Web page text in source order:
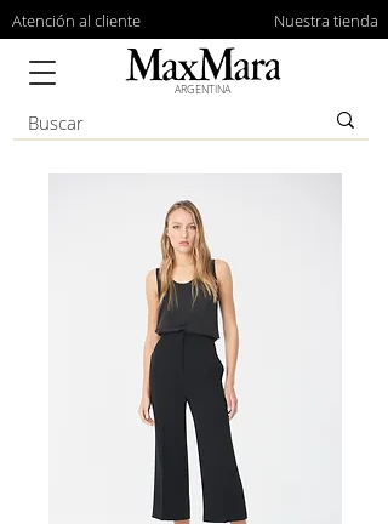
Atención al cliente Nuestra tienda
ARGENTINA